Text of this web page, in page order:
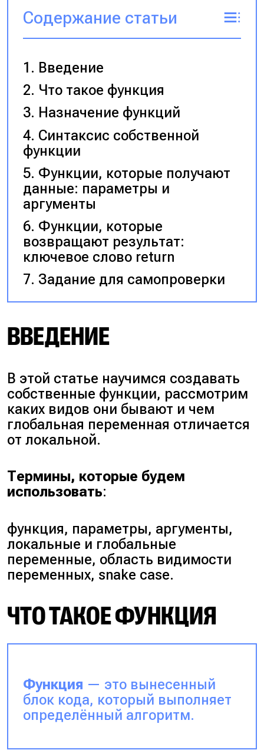
Содержание статьи
Введение
Что такое функция
Назначение функций
Синтаксис собственной
функции
Функции, которые получают
данные: параметры и
аргументы
Функции, которые
возвращают результат:
ключевое слово return
Задание для самопроверки
ВВЕДЕНИЕ
В этой статье научимся создавать
собственные функции, рассмотрим
каких видов они бывают и чем
глобальная переменная отличается
от локальной.
Термины, которые будем
использовать:
функция, параметры, аргументы,
локальные и глобальные
переменные, область видимости
переменных, snake case.
ЧТО ТАКОЕ ФУНКЦИЯ
Функция — это вынесенный
блок кода, который выполняет
определённый алгоритм.